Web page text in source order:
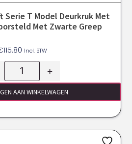
Serie T Model Deurkruk Met
Met Zwarte Greep
115.80 Incl. BTW
+
AAN WINKELWAGEN